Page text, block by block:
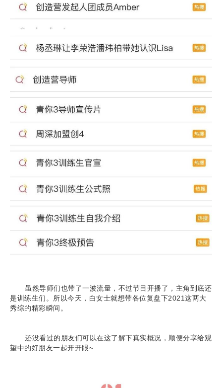
虽然导师们也带了一波流量，不过节目开播了，主角到底还
是训练生们。所以今天，白女士就想带各位复盘下2021这两大
秀综的精彩瞬间。
还没看过的朋友们可以在这了解下真实概况，顺便分享给观
望中的好朋友一起开开眼~